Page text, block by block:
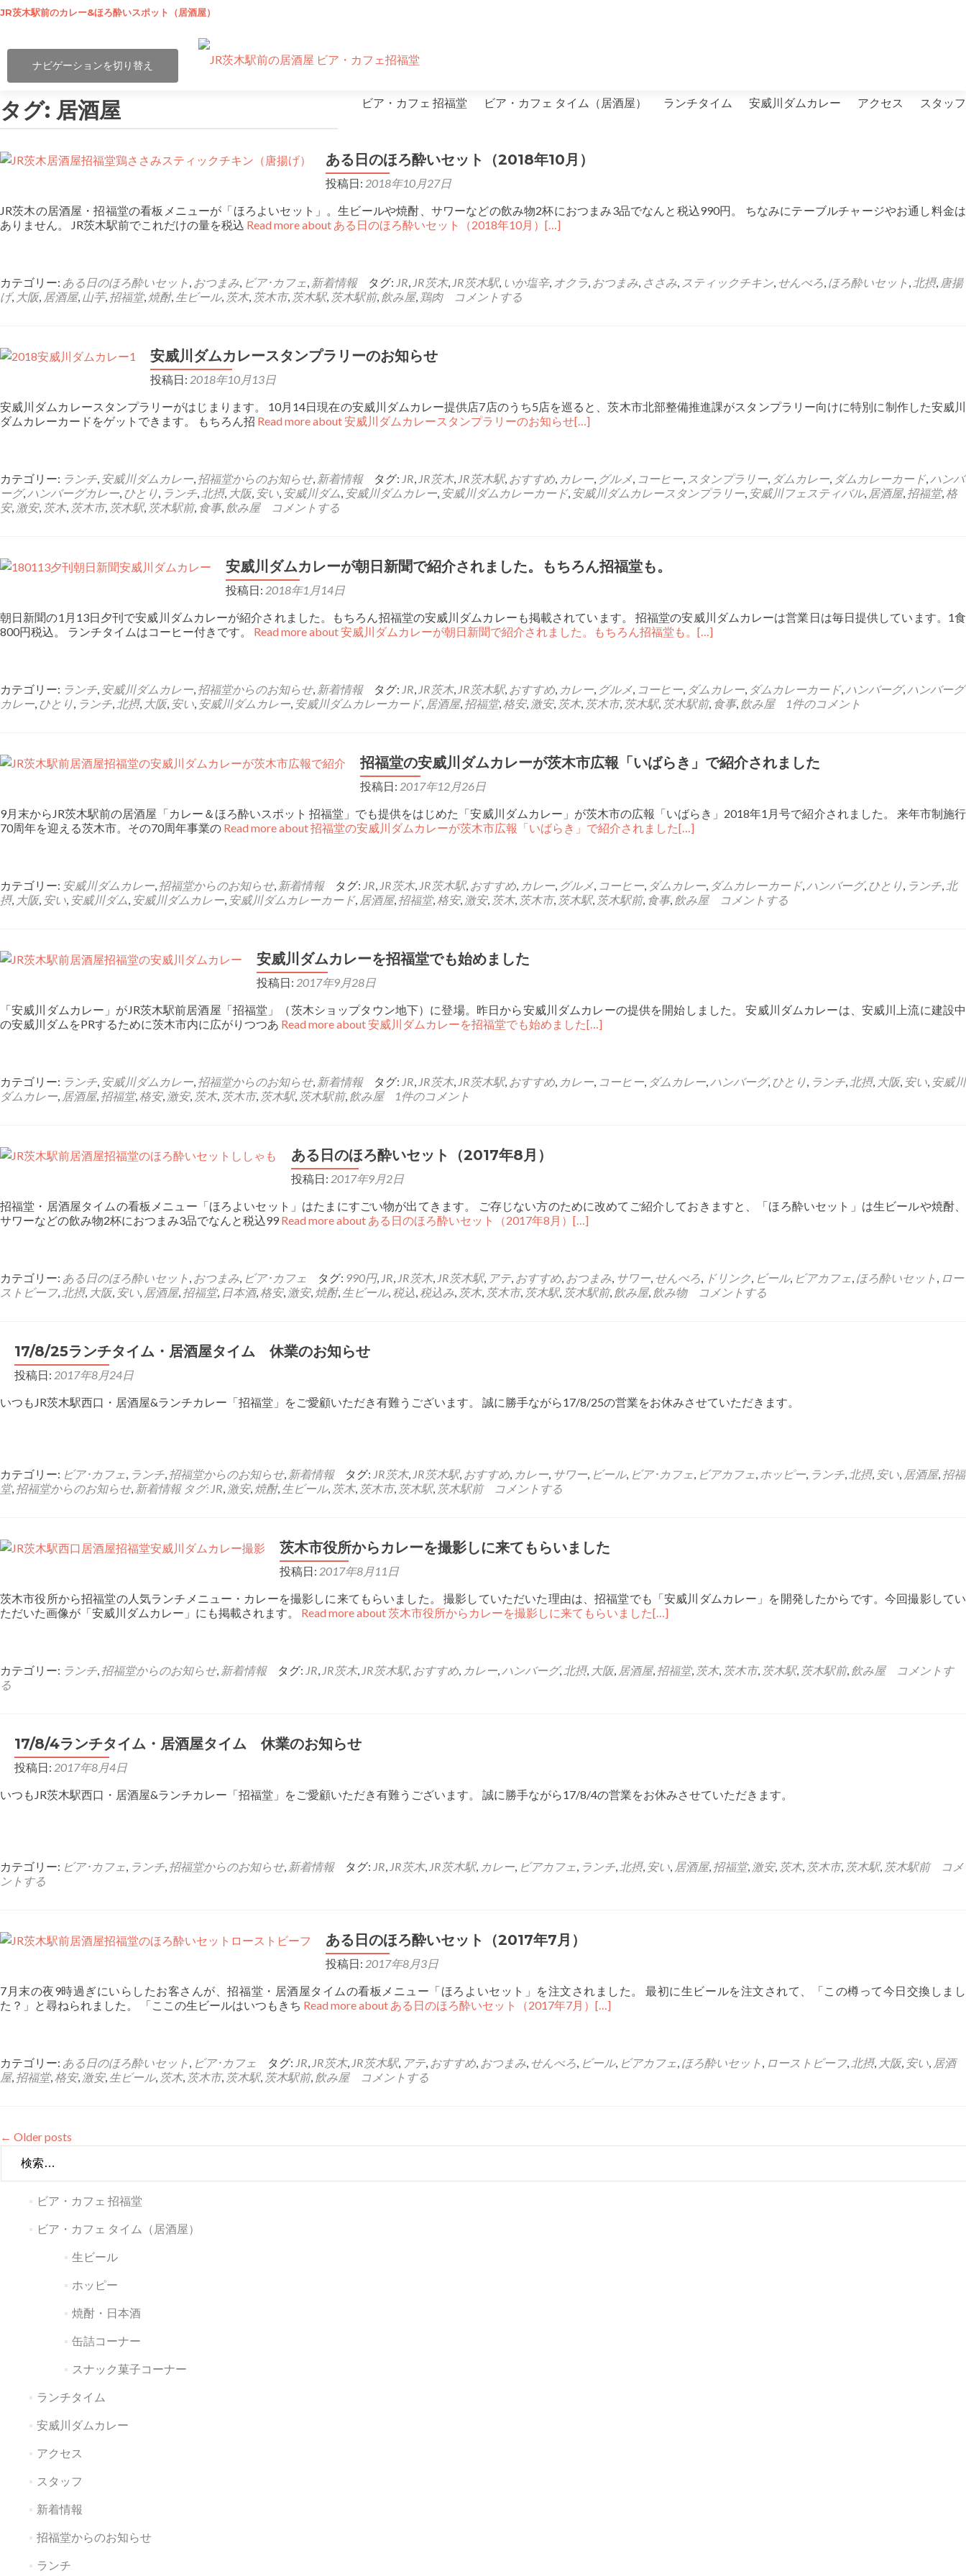
JR茨木駅前のカレー&ほろ酔いスポット（居酒屋）
ナビゲーションを切り替え
コ
ツ
へ
キ
ッ
ビア・カフェ 招福堂 ビア・カフェ タイム（居酒屋） ランチタイム 安威川ダムカレー アクセス スタッフ
タグ: 居酒屋
ある日のほろ酔いセット（2018年10月）
投稿日: 2018年10月27日
JR茨木の居酒屋・招福堂の看板メニューが「ほろよいセット」。生ビールや焼酎、サワーなどの飲み物2杯におつまみ3品でなんと税込990円。 ちなみにテーブルチャージやお通し料金は
ありません。 JR茨木駅前でこれだけの量を税込 Read more about ある日のほろ酔いセット（2018年10月） […]
カテゴリー: ある日のほろ酔いセット , おつまみ, ビア･カフェ, 新着情報 タグ: JR, JR茨木, JR茨木駅, いか塩辛, オクラ, おつまみ, ささみ, スティックチキン, せんべろ, ほろ酔いセット , 北摂, 唐揚
げ, 大阪, 居酒屋, 山芋, 招福堂, 焼酎, 生ビール, 茨木, 茨木市, 茨木駅, 茨木駅前, 飲み屋, 鶏肉 コメントする
安威川ダムカレースタンプラリーのお知らせ
投稿日: 2018年10月13日
安威川ダムカレースタンプラリーがはじまります。 10月14日現在の安威川ダムカレー提供店7店のうち5店を巡ると、茨木市北部整備推進課がスタンプラリー向けに特別に制作した安威川
ダムカレーカードをゲットできます。 もちろん招 Read more about 安威川ダムカレースタンプラリーのお知らせ[…]
カテゴリー: ランチ, 安威川ダムカレー, 招福堂からのお知らせ, 新着情報 タグ: JR, JR茨木, JR茨木駅, おすすめ, カレー, グルメ, コーヒー, スタンプラリー, ダムカレー, ダムカレーカード, ハンバ
ーグ, ハンバーグカレー, ひとり, ランチ, 北摂, 大阪, 安い, 安威川ダム, 安威川ダムカレー, 安威川ダムカレーカード, 安威川ダムカレースタンプラリー, 安威川フェスティバル, 居酒屋, 招福堂,格
安, 激安, 茨木, 茨木市, 茨木駅, 茨木駅前, 食事, 飲み屋 コメントする
安威川ダムカレーが朝日新聞で紹介されました。もちろん招福堂も。
投稿日: 2018年1月14日
朝日新聞の1月13日夕刊で安威川ダムカレーが紹介されました。もちろん招福堂の安威川ダムカレーも掲載されています。 招福堂の安威川ダムカレーは営業日は毎日提供しています。1食
800円税込。 ランチタイムはコーヒー付きです。 Read more about 安威川ダムカレーが朝日新聞で紹介されました。もちろん招福堂も。 […]
カテゴリー: ランチ, 安威川ダムカレー, 招福堂からのお知らせ, 新着情報 タグ: JR, JR茨木, JR茨木駅, おすすめ, カレー, グルメ, コーヒー, ダムカレー, ダムカレーカード, ハンバーグ, ハンバーグ
カレー, ひとり, ランチ, 北摂, 大阪, 安い, 安威川ダムカレー, 安威川ダムカレーカード, 居酒屋, 招福堂,格安, 激安, 茨木, 茨木市, 茨木駅, 茨木駅前, 食事, 飲み屋 1件のコメント
招福堂の安威川ダムカレーが茨木市広報「いばらき」で紹介されました
投稿日: 2017年12月26日
9月末からJR茨木駅前の居酒屋「カレー＆ほろ酔いスポット 招福堂」でも提供をはじめた「安威川ダムカレー」が茨木市の広報「いばらき」2018年1月号で紹介されました。 来年市制施行
70周年を迎える茨木市。その70周年事業の Read more about 招福堂の安威川ダムカレーが茨木市広報「いばらき」で紹介されました[…]
カテゴリー: 安威川ダムカレー, 招福堂からのお知らせ, 新着情報 タグ: JR, JR茨木, JR茨木駅, おすすめ, カレー, グルメ, コーヒー, ダムカレー, ダムカレーカード, ハンバーグ, ひとり, ランチ, 北
摂, 大阪, 安い, 安威川ダム, 安威川ダムカレー, 安威川ダムカレーカード, 居酒屋, 招福堂,格安, 激安, 茨木, 茨木市, 茨木駅, 茨木駅前, 食事, 飲み屋 コメントする
安威川ダムカレーを招福堂でも始めました
投稿日: 2017年9月28日
「安威川ダムカレー」がJR茨木駅前居酒屋「招福堂」（茨木ショップタウン地下）に登場。昨日から安威川ダムカレーの提供を開始しました。 安威川ダムカレーは、安威川上流に建設中
の安威川ダムをPRするために茨木市内に広がりつつあ Read more about 安威川ダムカレーを招福堂でも始めました[…]
カテゴリー: ランチ, 安威川ダムカレー, 招福堂からのお知らせ, 新着情報 タグ: JR, JR茨木, JR茨木駅, おすすめ, カレー, コーヒー, ダムカレー, ハンバーグ, ひとり, ランチ, 北摂, 大阪, 安い, 安威川
ダムカレー, 居酒屋, 招福堂,格安, 激安, 茨木, 茨木市, 茨木駅, 茨木駅前, 飲み屋 1件のコメント
ある日のほろ酔いセット（2017年8月）
投稿日: 2017年9月2日
招福堂・居酒屋タイムの看板メニュー「ほろよいセット」はたまにすごい物が出てきます。 ご存じない方のために改めてご紹介しておきますと、「ほろ酔いセット」は生ビールや焼酎、
サワーなどの飲み物2杯におつまみ3品でなんと税込99 Read more about ある日のほろ酔いセット（2017年8月） […]
カテゴリー: ある日のほろ酔いセット , おつまみ, ビア･カフェ タグ: 990円, JR, JR茨木, JR茨木駅, アテ, おすすめ, おつまみ, サワー, せんべろ, ドリンク, ビール, ビアカフェ, ほろ酔いセット , ロー
ストビーフ, 北摂, 大阪, 安い, 居酒屋, 招福堂, 日本酒,格安, 激安, 焼酎, 生ビール,税込,税込み, 茨木, 茨木市, 茨木駅, 茨木駅前, 飲み屋, 飲み物 コメントする
17/8/25ランチタイム・居酒屋タイム 休業のお知らせ
投稿日: 2017年8月24日
いつもJR茨木駅西口・居酒屋&ランチカレー「招福堂」をご愛顧いただき有難うございます。 誠に勝手ながら17/8/25の営業をお休みさせていただきます。
カテゴリー: ビア･カフェ, ランチ, 招福堂からのお知らせ, 新着情報 タグ: JR茨木, JR茨木駅, おすすめ, カレー, サワー, ビール, ビア･カフェ, ビアカフェ, ホッピー, ランチ, 北摂, 安い, 居酒屋, 招福
堂, 招福堂からのお知らせ, 新着情報 タグ: JR, 激安, 焼酎, 生ビール, 茨木, 茨木市, 茨木駅, 茨木駅前 コメントする
茨木市役所からカレーを撮影しに来てもらいました
投稿日: 2017年8月11日
茨木市役所から招福堂の人気ランチメニュー・カレーを撮影しに来てもらいました。 撮影していただいた理由は、招福堂でも「安威川ダムカレー」を開発したからです。今回撮影してい
ただいた画像が「安威川ダムカレー」にも掲載されます。 Read more about 茨木市役所からカレーを撮影しに来てもらいました[…]
カテゴリー: ランチ, 招福堂からのお知らせ, 新着情報 タグ: JR, JR茨木, JR茨木駅, おすすめ, カレー, ハンバーグ, 北摂, 大阪, 居酒屋, 招福堂, 茨木, 茨木市, 茨木駅, 茨木駅前, 飲み屋
コメントす
る
17/8/4ランチタイム・居酒屋タイム 休業のお知らせ
投稿日: 2017年8月4日
いつもJR茨木駅西口・居酒屋&ランチカレー「招福堂」をご愛顧いただき有難うございます。 誠に勝手ながら17/8/4の営業をお休みさせていただきます。
カテゴリー: ビア･カフェ, ランチ, 招福堂からのお知らせ, 新着情報 タグ: JR, JR茨木, JR茨木駅, カレー, ビアカフェ, ランチ, 北摂, 安い, 居酒屋, 招福堂, 激安, 茨木, 茨木市, 茨木駅, 茨木駅前
コメ
ントする
ある日のほろ酔いセット（2017年7月）
投稿日: 2017年8月3日
7月末の夜9時過ぎにいらしたお客さんが、招福堂・居酒屋タイムの看板メニュー「ほろよいセット」を注文されました。 最初に生ビールを注文されて、「この樽って今日交換しまし
た？」と尋ねられました。 「ここの生ビールはいつもきち Read more about ある日のほろ酔いセット（2017年7月） […]
カテゴリー: ある日のほろ酔いセット , ビア･カフェ タグ: JR, JR茨木, JR茨木駅, アテ, おすすめ, おつまみ, せんべろ, ビール, ビアカフェ, ほろ酔いセット , ローストビーフ, 北摂, 大阪, 安い, 居酒
屋, 招福堂,格安, 激安, 生ビール, 茨木, 茨木市, 茨木駅, 茨木駅前, 飲み屋 コメントする
投
ナ
ビ
ー
ン
← Older posts
ビア・カフェ 招福堂
ビア・カフェ タイム（居酒屋）
生ビール
ホッピー
焼酎・日本酒
缶詰コーナー
スナック菓子コーナー
ランチタイム
安威川ダムカレー
アクセス
スタッフ
新着情報
招福堂からのお知らせ
ランチ